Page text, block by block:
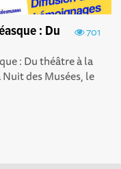
701
: Du
: Du théâtre à la
Nuit des Musées, le